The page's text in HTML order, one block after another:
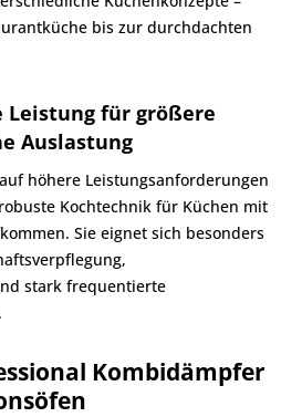
bis zur durchdachten
Leistung für größere
Auslastung
höhere Leistungsanforderungen
Kochtechnik für Küchen mit
Sie eignet sich besonders
stark frequentierte
Kombidämpfer